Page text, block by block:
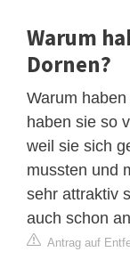
Warum
Dornen?
Warum
haben sie so
weil sie sich
mussten und
sehr attraktiv
auch schon
Antrag auf